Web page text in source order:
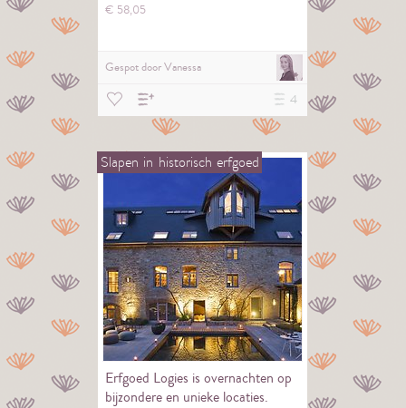
€ 58,05
Gespot doorVanessa
4
Slapen in historisch erfgoed
Erfgoed Logies is overnachten op
bijzondere en unieke locaties.